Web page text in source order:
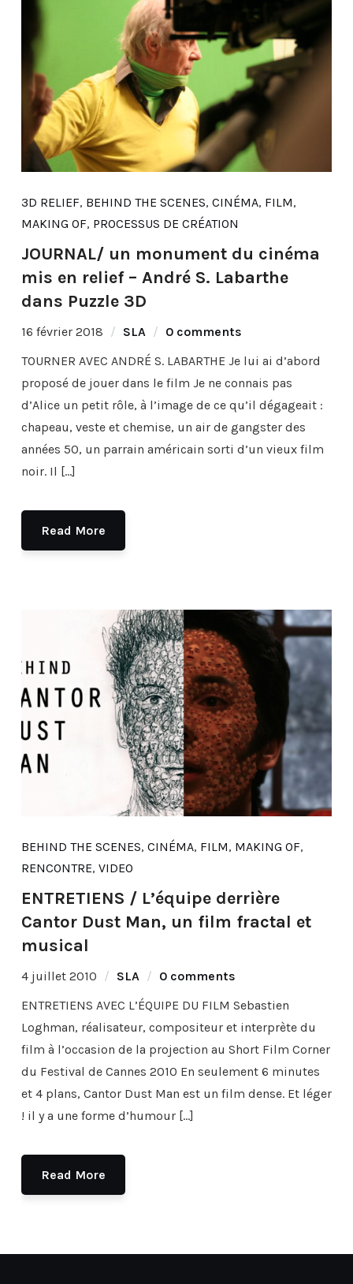
3D RELIEF, BEHIND THE SCENES, CINÉMA, FILM,
MAKING OF, PROCESSUS DE CRÉATION
JOURNAL/ un monument du cinéma
mis en relief – André S. Labarthe
dans Puzzle 3D
16 février 2018 SLA
0 comments
TOURNER AVEC ANDRÉ S. LABARTHE Je lui ai d’abord
proposé de jouer dans le film Je ne connais pas
d’Alice un petit rôle, à l’image de ce qu’il dégageait :
chapeau, veste et chemise, un air de gangster des
années 50, un parrain américain sorti d’un vieux film
noir. Il […]
Read More
BEHIND THE SCENES, CINÉMA, FILM, MAKING OF,
RENCONTRE, VIDEO
ENTRETIENS / L’équipe derrière
Cantor Dust Man, un film fractal et
musical
4 juillet 2010 SLA
0 comments
ENTRETIENS AVEC L’ÉQUIPE DU FILM Sebastien
Loghman, réalisateur, compositeur et interprète du
film à l’occasion de la projection au Short Film Corner
du Festival de Cannes 2010 En seulement 6 minutes
et 4 plans, Cantor Dust Man est un film dense. Et léger
! il y a une forme d’humour […]
Read More